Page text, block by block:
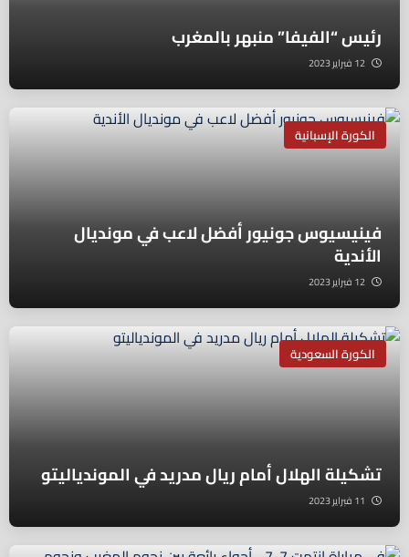
رئيس “الفيفا” منبهر بالمغرب
الكورة الإسبانية
فينيسيوس جونيور أفضل لاعب في مونديال
الأندية
الكورة السعودية
تشكيلة الهلال أمام ريال مدريد في الموندياليتو